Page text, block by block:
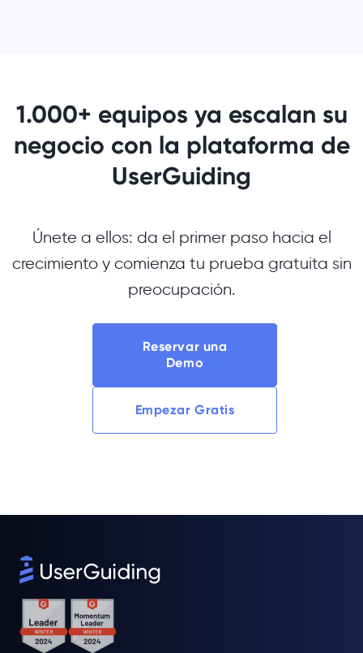
1.000+ equipos ya escalan su
negocio con la plataforma de
UserGuiding
Únete a ellos: da el primer paso hacia el
crecimiento y comienza tu prueba gratuita sin
preocupación.
Reservar una
Demo
Empezar Gratis